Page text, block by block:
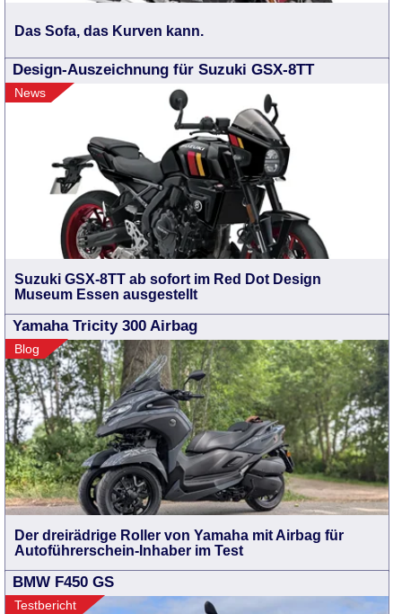
Das Sofa, das Kurven kann.
Design-Auszeichnung für Suzuki GSX-8TT
News
Suzuki GSX-8TT ab sofort im Red Dot Design
Museum Essen ausgestellt
Yamaha Tricity 300 Airbag
Blog
Der dreirädrige Roller von Yamaha mit Airbag für
Autoführerschein-Inhaber im Test
BMW F450 GS
Testbericht